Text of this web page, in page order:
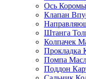
Ось
Клапан
Штанга
Колпачек
Прокладка
Помпа
Поддон